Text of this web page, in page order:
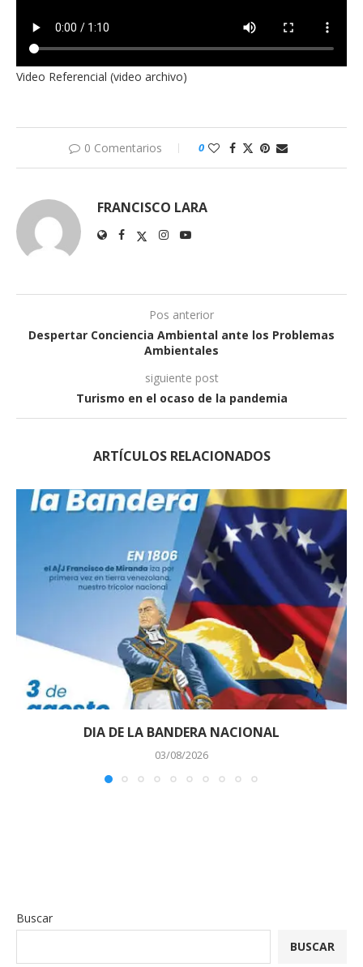
Video Referencial (video archivo)
0 Comentarios 0
FRANCISCO LARA
Pos anterior
Despertar Conciencia Ambiental ante los Problemas
Ambientales
siguiente post
Turismo en el ocaso de la pandemia
ARTÍCULOS RELACIONADOS
DIA DE LA BANDERA NACIONAL
03/08/2026
Buscar
BUSCAR